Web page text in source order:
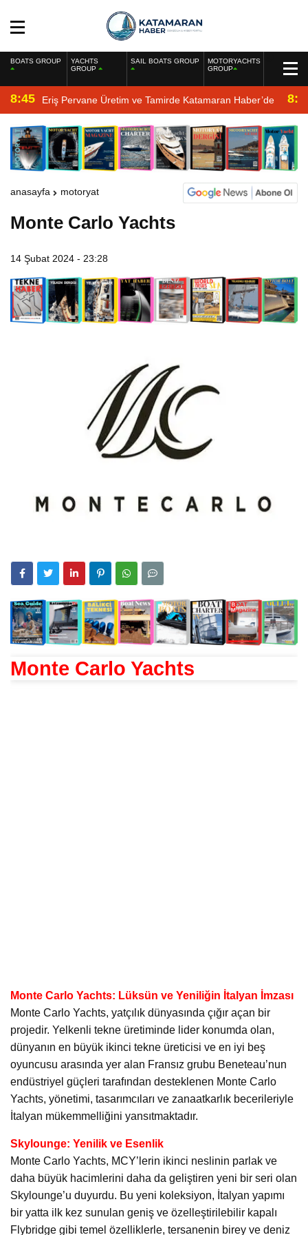
BOATS GROUP
YACHTS
GROUP
SAIL BOATS GROUP
MOTORYACHTS
GROUP
8:45 Eriş Pervane Üretim ve Tamirde Katamaran Haber’de
anasayfa motoryat
Monte Carlo Yachts
14 Şubat 2024 - 23:28
Monte Carlo Yachts
Monte Carlo Yachts: Lüksün ve Yeniliğin İtalyan İmzası
Monte Carlo Yachts, yatçılık dünyasında çığır açan bir
projedir. Yelkenli tekne üretiminde lider konumda olan,
dünyanın en büyük ikinci tekne üreticisi ve en iyi beş
oyuncusu arasında yer alan Fransız grubu Beneteau’nun
endüstriyel güçleri tarafından desteklenen Monte Carlo
Yachts, yönetimi, tasarımcıları ve zanaatkarlık becerileriyle
İtalyan mükemmelliğini yansıtmaktadır.
Skylounge: Yenilik ve Esenlik
Monte Carlo Yachts, MCY’lerin ikinci neslinin parlak ve
daha büyük hacimlerini daha da geliştiren yeni bir seri olan
Skylounge’u duyurdu. Bu yeni koleksiyon, İtalyan yapımı
bir yatta ilk kez sunulan geniş ve özelleştirilebilir kapalı
Flybridge gibi temel özelliklerle, tersanenin birey ve deniz